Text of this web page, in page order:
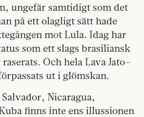
ungefär samtidigt som det
på ett olagligt sätt hade
mot Lula. Idag har
som ett slags brasiliansk
Och hela Lava Jato-
ut i glömskan.
Nicaragua,
finns inte ens illussionen